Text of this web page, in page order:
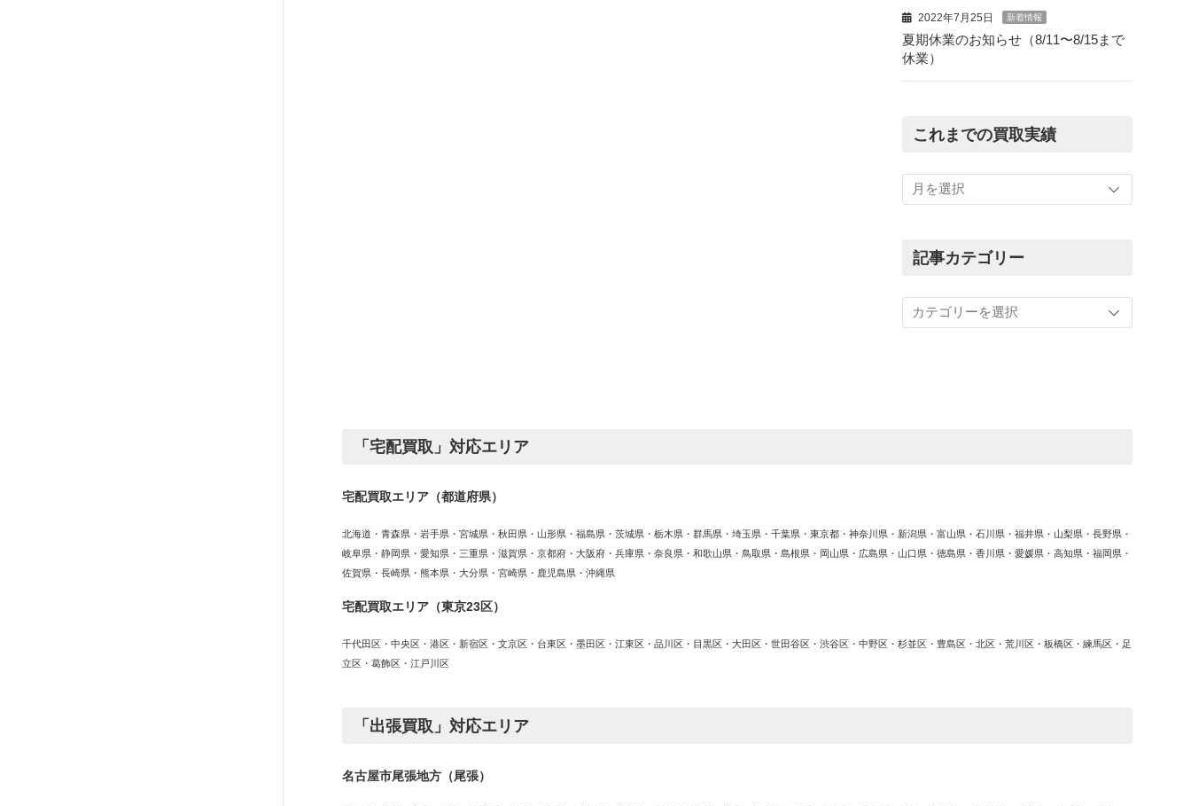
2022年7月25日 新着情報
夏期休業のお知らせ（8/11〜8/15まで
休業）
これまでの買取実績
ま
買
績
記事カテゴリー
事
カ
「宅配買取」対応エリア
宅配買取エリア（都道府県）
北海道・青森県・岩手県・宮城県・秋田県・山形県・福島県・茨城県・栃木県・群馬県・埼玉県・千葉県・東京都・神奈川県・新潟県・富山県・石川県・福井県・山梨県・長野県・
岐阜県・静岡県・愛知県・三重県・滋賀県・京都府・大阪府・兵庫県・奈良県・和歌山県・鳥取県・島根県・岡山県・広島県・山口県・徳島県・香川県・愛媛県・高知県・福岡県・
佐賀県・長崎県・熊本県・大分県・宮崎県・鹿児島県・沖縄県
宅配買取エリア（東京23区）
千代田区・中央区・港区・新宿区・文京区・台東区・墨田区・江東区・品川区・目黒区・大田区・世田谷区・渋谷区・中野区・杉並区・豊島区・北区・荒川区・板橋区・練馬区・足
立区・葛飾区・江戸川区
「出張買取」対応エリア
名古屋市尾張地方（尾張）